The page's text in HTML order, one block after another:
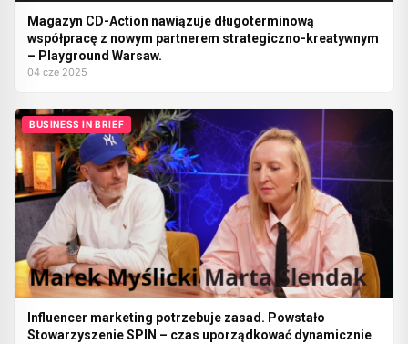
Magazyn CD-Action nawiązuje długoterminową
współpracę z nowym partnerem strategiczno-kreatywnym
– Playground Warsaw.
04 cze 2025
BUSINESS IN BRIEF
Influencer marketing potrzebuje zasad. Powstało
Stowarzyszenie SPIN – czas uporządkować dynamicznie